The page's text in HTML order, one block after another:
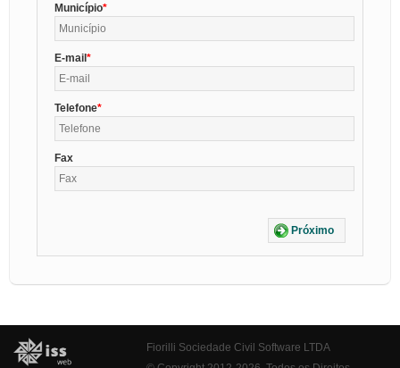
Município
E-mail
Telefone
Fax
Próximo
Fiorilli Sociedade Civil Software LTDA